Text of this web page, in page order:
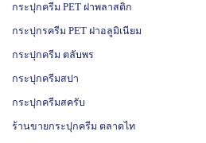
กระปุกครีม PET ฝาพลาสติก
กระปุกรครีม PET ฝาอลูมิเนียม
กระปุกครีม ตลับพร
กระปุกครีมสปา
กระปุกครีมสครับ
ร้านขายกระปุกครีม ตลาดไท